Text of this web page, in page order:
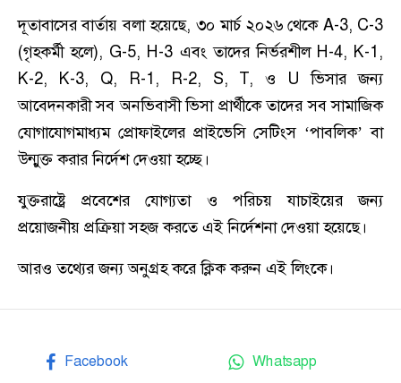
দূতাবাসের বার্তায় বলা হ‌য়ে‌ছে, ৩০ মার্চ ২০২৬ থেকে A-3, C-3
(গৃহকর্মী হলে), G-5, H-3 এবং তাদের নির্ভরশীল H-4, K-1,
K-2, K-3, Q, R-1, R-2, S, T, ও U ভিসার জন্য
আবেদনকারী সব অনভিবাসী ভিসা প্রার্থীকে তাদের সব সামাজিক
যোগাযোগমাধ্যম প্রোফাইলের প্রাইভেসি সেটিংস ‘পাবলিক’ বা
উন্মুক্ত করার নির্দেশ দেওয়া হচ্ছে।
যুক্তরাষ্ট্রে প্রবেশের যোগ্যতা ও পরিচয় যাচাইয়ের জন্য
প্রয়োজনীয় প্রক্রিয়া সহজ করতে এই নির্দেশনা দেওয়া হয়েছে।
আরও তথ্যের জন্য অনুগ্রহ করে ক্লিক করুন এইলিংকে।
Facebook Whatsapp